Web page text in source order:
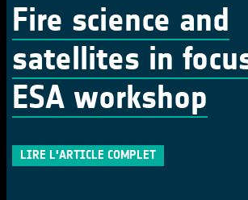
Fire science and
satellites in
ESA workshop
LIRE L'ARTICLE COMPLET